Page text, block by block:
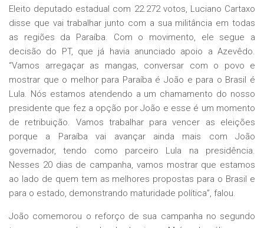
Eleito deputado estadual com 22.272 votos, Luciano Cartaxo
disse que vai trabalhar junto com a sua militância em todas
as regiões da Paraíba. Com o movimento, ele segue a
decisão do PT, que já havia anunciado apoio a Azevêdo.
“Vamos arregaçar as mangas, conversar com o povo e
mostrar que o melhor para Paraíba é João e para o Brasil é
Lula. Nós estamos atendendo a um chamamento do nosso
presidente que fez a opção por João e esse é um momento
de retribuição. Vamos trabalhar para vencer as eleições
porque a Paraíba vai avançar ainda mais com João
governador, tendo como parceiro Lula na presidência.
Nesses 20 dias de campanha, vamos mostrar que estamos
ao lado de quem tem as melhores propostas para o Brasil e
para o estado, demonstrando maturidade política”, falou.
João comemorou o reforço de sua campanha no segundo